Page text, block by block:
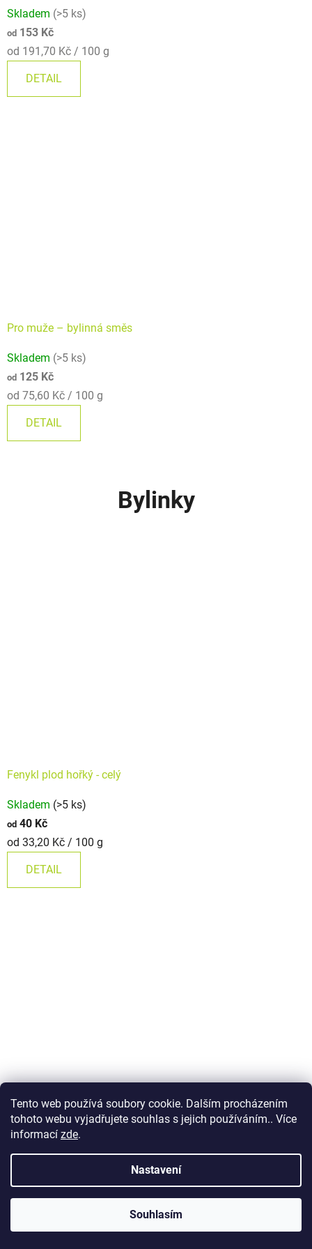
Tento web používá soubory cookie. Dalším procházením
tohoto webu vyjadřujete souhlas s jejich používáním.. Více
informací zde.
Nastavení
Souhlasím
Skladem (>5 ks)
od 153 Kč
Měrná
od 191,70 Kč / 100 g
DETAIL
Pro muže – bylinná směs
hodnocení
produktu
je
z
Skladem (>5 ks)
od 125 Kč
Měrná
od 75,60 Kč / 100 g
DETAIL
Bylinky
Fenykl plod hořký - celý
Skladem (>5 ks)
od 40 Kč
Měrná
od 33,20 Kč / 100 g
DETAIL
Růže šípková – plod mletý
Měrná
od 0,58 Kč / 1 g